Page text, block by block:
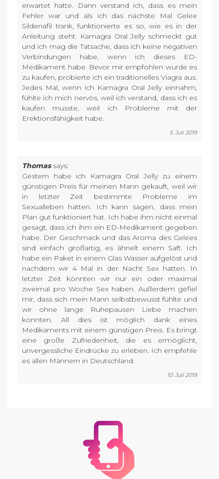
erwartet hatte. Dann verstand ich, dass es mein
Fehler war und als ich das nächste Mal Gelee
Sildenafil trank, funktionierte es so, wie es in der
Anleitung steht. Kamagra Oral Jelly schmeckt gut
und ich mag die Tatsache, dass ich keine negativen
Verbindungen habe, wenn ich dieses ED-
Medikament habe. Bevor mir empfohlen wurde es
zu kaufen, probierte ich ein traditionelles Viagra aus.
Jedes Mal, wenn ich Kamagra Oral Jelly einnahm,
fühlte ich mich nervös, weil ich verstand, dass ich es
kaufen musste, weil ich Probleme mit der
Erektionsfähigkeit habe.
5. Juli 2019
Thomas says:
Gestern habe ich Kamagra Oral Jelly zu einem
günstigen Preis für meinen Mann gekauft, weil wir
in letzter Zeit bestimmte Probleme im
Sexualleben hatten. Ich kann sagen, dass mein
Plan gut funktioniert hat. Ich habe ihm nicht einmal
gesagt, dass ich ihm ein ED-Medikament gegeben
habe. Der Geschmack und das Aroma des Gelees
sind einfach großartig, es ähnelt einem Saft. Ich
habe ein Paket in einem Glas Wasser aufgelöst und
nachdem wir 4 Mal in der Nacht Sex hatten. In
letzter Zeit könnten wir nur ein oder maximal
zweimal pro Woche Sex haben. Außerdem gefiel
mir, dass sich mein Mann selbstbewusst fühlte und
wir ohne lange Ruhepausen Liebe machen
konnten. All dies ist möglich dank eines
Medikaments mit einem günstigen Preis. Es bringt
eine große Zufriedenheit, die es ermöglicht,
unvergessliche Eindrücke zu erleben. Ich empfehle
es allen Männern in Deutschland.
10. Juli 2019